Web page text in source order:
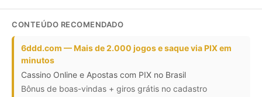
CONTEÚDO RECOMENDADO
6ddd.com — Mais de 2.000 jogos e saque via PIX em
minutos
Cassino Online e Apostas com PIX no Brasil
Bônus de boas-vindas + giros grátis no cadastro